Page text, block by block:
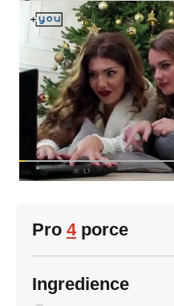
Pro 4porce
Ingredience